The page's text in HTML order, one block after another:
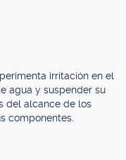
irritación en el
agua y suspender su
del alcance de los
componentes.